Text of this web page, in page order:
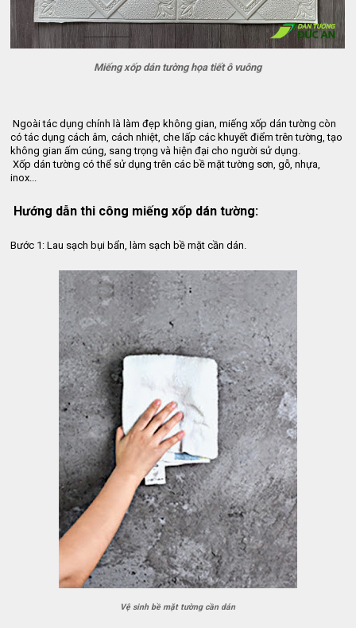
Miếng xốp dán tường họa tiết ô vuông
Ngoài tác dụng chính là làm đẹp không gian, miếng xốp dán tường còn
có tác dụng cách âm, cách nhiệt, che lấp các khuyết điểm trên tường, tạo
không gian ấm cúng, sang trọng và hiện đại cho người sử dụng.
Xốp dán tường có thể sử dụng trên các bề mặt tường sơn, gỗ, nhựa,
inox...
Hướng dẫn thi công miếng xốp dán tường:
Bước 1: Lau sạch bụi bẩn, làm sạch bề mặt cần dán.
Vệ sinh bề mặt tường cần dán